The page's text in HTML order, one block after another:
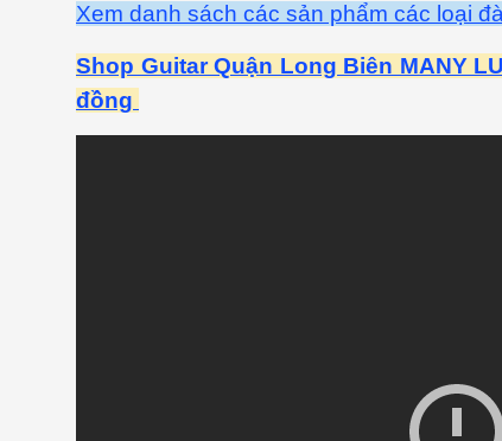
Xem danh sách các sản phẩm các loại
Shop Guitar Quận Long Biên MANY
đồng